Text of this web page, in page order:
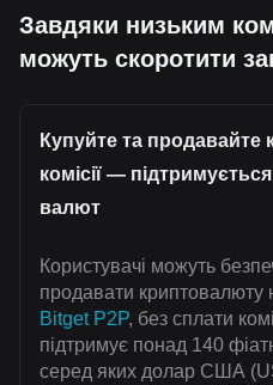
Завдяки низьким
можуть скоротити
Купуйте та продавайте
комісії —
валют
Користувачі можуть
продавати криптовалюту
Bitget P2P, без сплати
підтримує понад 140
серед яких долар США